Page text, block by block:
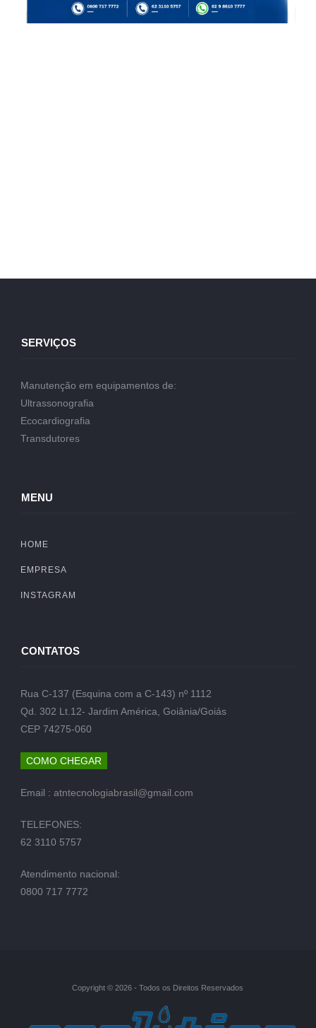
SERVIÇOS
Manutenção em equipamentos de:
Ultrassonografia
Ecocardiografia
Transdutores
MENU
HOME
EMPRESA
INSTAGRAM
CONTATOS
Rua C-137 (Esquina com a C-143) nº 1112
Qd. 302 Lt.12- Jardim América, Goiânia/Goiás
CEP 74275-060
COMO CHEGAR
Email : atntecnologiabrasil@gmail.com
TELEFONES:
62 3110 5757
Atendimento nacional:
0800 717 7772
Copyright © 2026 - Todos os Direitos Reservados